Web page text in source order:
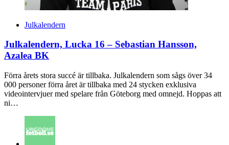
Julkalendern
Julkalendern, Lucka 16 – Sebastian Hansson,
Azalea BK
Förra årets stora succé är tillbaka. Julkalendern som sågs över 34
000 personer förra året är tillbaka med 24 stycken exklusiva
videointervjuer med spelare från Göteborg med omnejd. Hoppas att
ni…